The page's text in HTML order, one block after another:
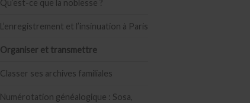
Qu’est-ce que la noblesse ?
L’enregistrement et l’insinuation à Paris
Organiser et transmettre
Classer ses archives familiales
Numérotation généalogique : Sosa,